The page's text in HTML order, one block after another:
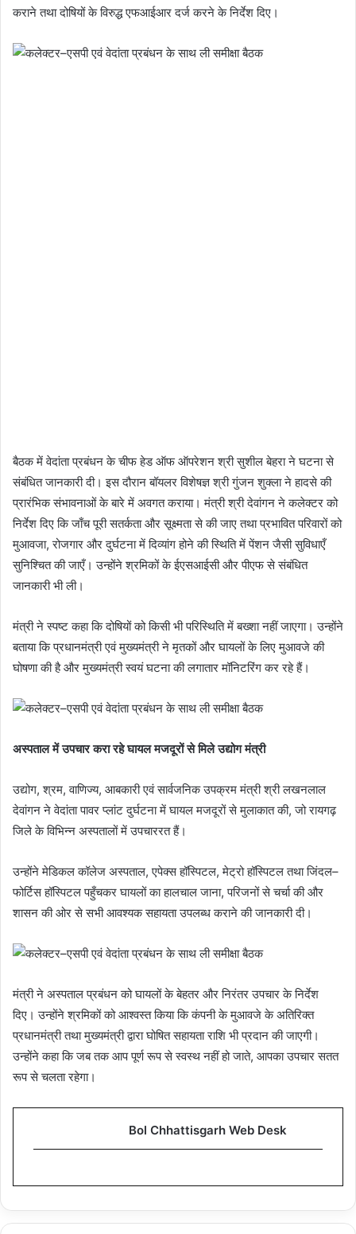
कराने तथा दोषियों के विरुद्ध एफआईआर दर्ज करने के निर्देश दिए।
बैठक में वेदांता प्रबंधन के चीफ हेड ऑफ ऑपरेशन श्री सुशील बेहरा ने घटना से
संबंधित जानकारी दी। इस दौरान बॉयलर विशेषज्ञ श्री गुंजन शुक्ला ने हादसे की
प्रारंभिक संभावनाओं के बारे में अवगत कराया। मंत्री श्री देवांगन ने कलेक्टर को
निर्देश दिए कि जाँच पूरी सतर्कता और सूक्ष्मता से की जाए तथा प्रभावित परिवारों को
मुआवजा, रोजगार और दुर्घटना में दिव्यांग होने की स्थिति में पेंशन जैसी सुविधाएँ
सुनिश्चित की जाएँ। उन्होंने श्रमिकों के ईएसआईसी और पीएफ से संबंधित
जानकारी भी ली।
मंत्री ने स्पष्ट कहा कि दोषियों को किसी भी परिस्थिति में बख्शा नहीं जाएगा। उन्होंने
बताया कि प्रधानमंत्री एवं मुख्यमंत्री ने मृतकों और घायलों के लिए मुआवजे की
घोषणा की है और मुख्यमंत्री स्वयं घटना की लगातार मॉनिटरिंग कर रहे हैं।
अस्पताल में उपचार करा रहे घायल मजदूरों से मिले उद्योग मंत्री
उद्योग, श्रम, वाणिज्य, आबकारी एवं सार्वजनिक उपक्रम मंत्री श्री लखनलाल
देवांगन ने वेदांता पावर प्लांट दुर्घटना में घायल मजदूरों से मुलाकात की, जो रायगढ़
जिले के विभिन्न अस्पतालों में उपचाररत हैं।
उन्होंने मेडिकल कॉलेज अस्पताल, एपेक्स हॉस्पिटल, मेट्रो हॉस्पिटल तथा जिंदल–
फोर्टिस हॉस्पिटल पहुँचकर घायलों का हालचाल जाना, परिजनों से चर्चा की और
शासन की ओर से सभी आवश्यक सहायता उपलब्ध कराने की जानकारी दी।
मंत्री ने अस्पताल प्रबंधन को घायलों के बेहतर और निरंतर उपचार के निर्देश
दिए। उन्होंने श्रमिकों को आश्वस्त किया कि कंपनी के मुआवजे के अतिरिक्त
प्रधानमंत्री तथा मुख्यमंत्री द्वारा घोषित सहायता राशि भी प्रदान की जाएगी।
उन्होंने कहा कि जब तक आप पूर्ण रूप से स्वस्थ नहीं हो जाते, आपका उपचार सतत
रूप से चलता रहेगा।
Bol Chhattisgarh Web Desk